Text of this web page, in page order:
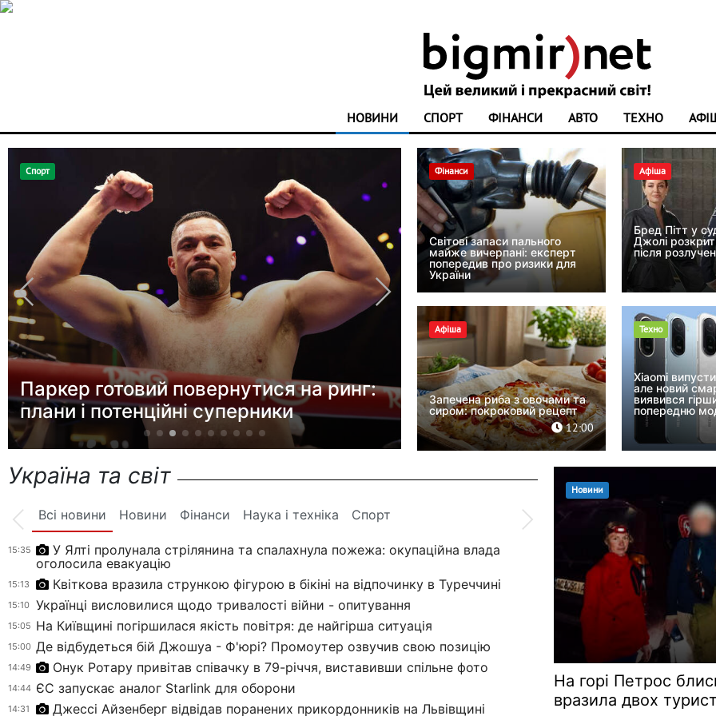
НОВИНИ СПОРТ ФІНАНСИ АВТО ТЕХНО
Новини
На Закарпатті викрили масштабну
схему в ТЦК: понад 1500 чоловіків
незаконно зняли з обліку
Афіша
«Навіть йти не могла»:
поскаржилася на проблеми зі
здоров'ям
Фінанси
Світові запаси пального
майже вичерпані: експерт
попередив про ризики для
України
Афіша
Бред Пітт у
Джолі
після
Афіша
Запечена риба з овочами та
сиром: покроковий рецепт
12:00
Техно
Xiaomi
але новий
виявився
попередню
Україна та світ
Всі новини Новини Фінанси Наука і техніка Спорт
15:35
У Ялті пролунала стрілянина та спалахнула пожежа: окупаційна влада
оголосила евакуацію
15:13 Квіткова вразила стрункою фігурою в бікіні на відпочинку в Туреччині
15:10 Українці висловилися щодо тривалості війни - опитування
15:05 На Київщині погіршилася якість повітря: де найгірша ситуація
15:00 Де відбудеться бій Джошуа - Ф'юрі? Промоутер озвучив свою позицію
14:49 Онук Ротару привітав співачку в 79-річчя, виставивши спільне фото
14:44 ЄС запускає аналог Starlink для оборони
14:31 Джессі Айзенберг відвідав поранених прикордонників на Львівщині
Новини
На горі Петрос
вразила двох